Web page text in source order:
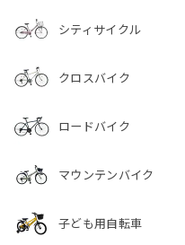
シティサイクル
クロスバイク
ロードバイク
マウンテンバイク
子ども用自転車